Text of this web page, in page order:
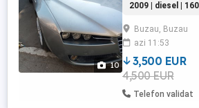
10
2009 | diesel |
Buzau, Buzau
azi 11:53
3,500 EUR
4,500 EUR
Telefon validat